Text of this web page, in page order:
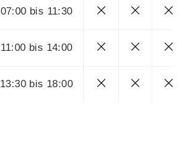
07:00 bis 11:30
11:00 bis 14:00
13:30 bis 18:00